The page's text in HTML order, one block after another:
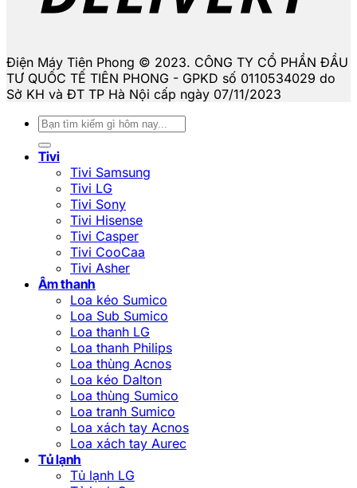
Điện Máy Tiên Phong © 2023. CÔNG TY CỔ PHẦN ĐẦU
TƯ QUỐC TẾ TIÊN PHONG - GPKD số 0110534029 do
Sở KH và ĐT TP Hà Nội cấp ngày 07/11/2023
Tìm
kiếm:
Tivi
Tivi Samsung
Tivi LG
Tivi Sony
Tivi Hisense
Tivi Casper
Tivi CooCaa
Tivi Asher
Âm thanh
Loa kéo Sumico
Loa Sub Sumico
Loa thanh LG
Loa thanh Philips
Loa thùng Acnos
Loa kéo Dalton
Loa thùng Sumico
Loa tranh Sumico
Loa xách tay Acnos
Loa xách tay Aurec
Tủ lạnh
Tủ lạnh LG